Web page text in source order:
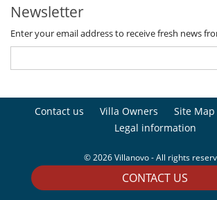
CONTACT US
Newsletter
Enter your email address to receive fresh news
Contact us Villa Owners Site Map
Legal information
© 2026 Villanovo - All rights